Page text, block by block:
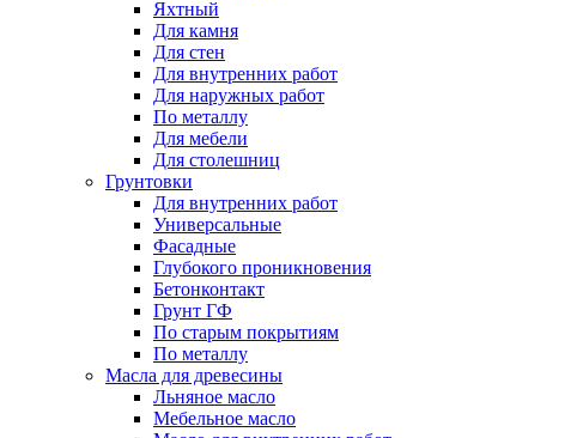
Яхтный
Для камня
Для стен
Для внутренних работ
Для наружных работ
По металлу
Для мебели
Для столешниц
Грунтовки
Для внутренних работ
Универсальные
Фасадные
Глубокого проникновения
Бетонконтакт
Грунт ГФ
По старым покрытиям
По металлу
Масла для древесины
Льняное масло
Мебельное масло